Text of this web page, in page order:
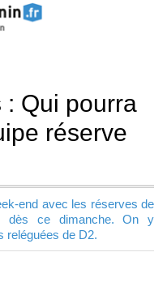
: Qui pourra
réserve
end avec les réserves de
dès ce dimanche. On y
reléguées de D2.